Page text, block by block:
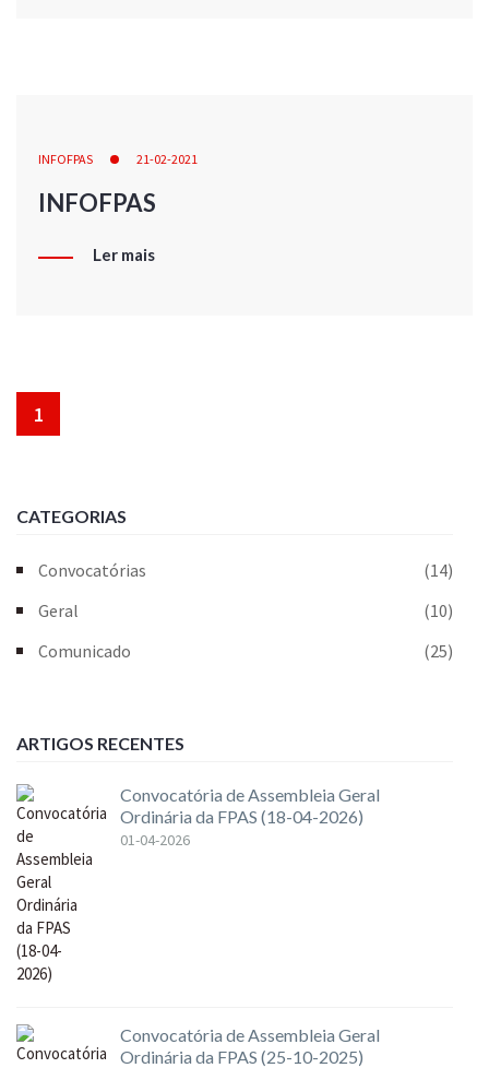
INFOFPAS 21-02-2021
INFOFPAS
Ler mais
1
CATEGORIAS
Convocatórias
(14)
Geral
(10)
Comunicado
(25)
ARTIGOS RECENTES
Convocatória de Assembleia Geral
Ordinária da FPAS (18-04-2026)
01-04-2026
Convocatória de Assembleia Geral
Ordinária da FPAS (25-10-2025)